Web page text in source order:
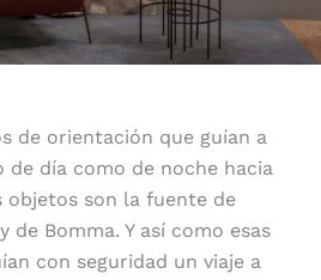
de orientación que guían a
de día como de noche hacia
objetos son la fuente de
de Bomma. Y así como esas
con seguridad un viaje a